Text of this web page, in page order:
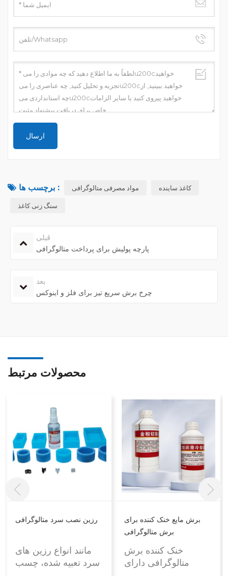
برچسب ها : مواد مصرفی متالوگرافی کاغذ ساینده
سنگ زنی کاغذ
قبلی
پارچه پولیش برای پرداخت متالوگرافی
بعد
چرخ برش سریع تیز برای فلز و اینوکس
محصولات مرتبط
رزین نصب سرد متالوگرافی
مانند انواع رزین های
سرد تعبیه شده، چسب
برش مایع خنک کننده برای
برش متالوگرافی
خنک کننده برش
متالوگرافی دارای